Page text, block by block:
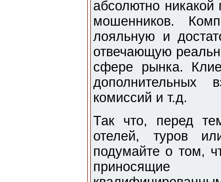
абсолютно никакой
мошенников.
лояльную и
отвечающую
сфере рынка.
дополнительных
комиссий и т.д.
Так что, перед
отелей, туров
подумайте о том,
приносящие